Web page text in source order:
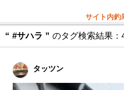
サイト内釣
“ #サハラ ” のタグ検索結果：
タッツン